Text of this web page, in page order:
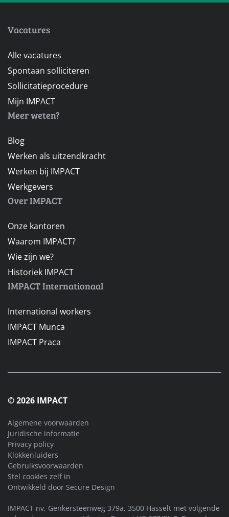
Vacatures
Alle vacatures
Spontaan solliciteren
Sollicitatieprocedure
Mijn IMPACT
Meer weten?
Blog
Werken als uitzendkracht
Werken bij IMPACT
Werkgevers
Over IMPACT
Onze kantoren
Waarom IMPACT?
Wie zijn we?
Historiek IMPACT
IMPACT Internationaal
International workers
IMPACT Munca
IMPACT Praca
© 2026 IMPACT
Algemene voorwaarden
Juridische informatie
Privacy policy
Klokkenluiders
Gebruiksvoorwaarden
Stel cookies zelf in
Ontwikkeld door Secure Design
IMPACT nv, Genkersteenweg 379a, 3500 Hasselt met volgende